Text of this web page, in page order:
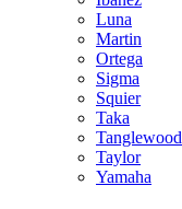
Luna
Martin
Ortega
Sigma
Squier
Taka
Tanglewood
Taylor
Yamaha